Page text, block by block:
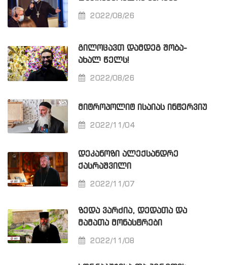
2022/08/26
ᲒᲘᲚᲝᲪᲐᲕᲗ ᲓᲐᲛᲓᲔᲒ ᲨᲝᲑᲐ-
ᲐᲮᲐᲚ ᲬᲔᲚᲡ!
2022/08/26
ᲛᲘᲢᲠᲝᲞᲝᲚᲘᲢ ᲘᲡᲐᲘᲐᲡ ᲘᲜᲢᲔᲠᲕᲘᲣ
2022/11/04
ᲓᲔᲙᲐᲜᲝᲖᲘ ᲐᲚᲔᲥᲡᲐᲜᲓᲠᲔ
ᲥᲐᲡᲠᲐᲨᲕᲘᲚᲘ
2022/11/07
ᲖᲔᲓᲐ ᲕᲐᲠᲫᲘᲐ, ᲓᲔᲓᲐᲗᲐ ᲓᲐ
ᲛᲐᲛᲐᲗᲐ ᲛᲝᲜᲐᲡᲢᲠᲔᲑᲘ
2022/11/08